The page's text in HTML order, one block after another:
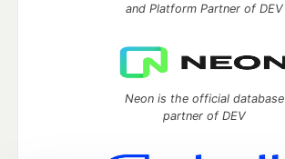
and Platform Partner of DEV
Neon is the official database
partner of DEV